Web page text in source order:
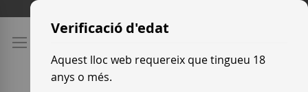
Skip
Content
Verificació d'edat
Aquest lloc web requereix que tingueu 18
anys o més.